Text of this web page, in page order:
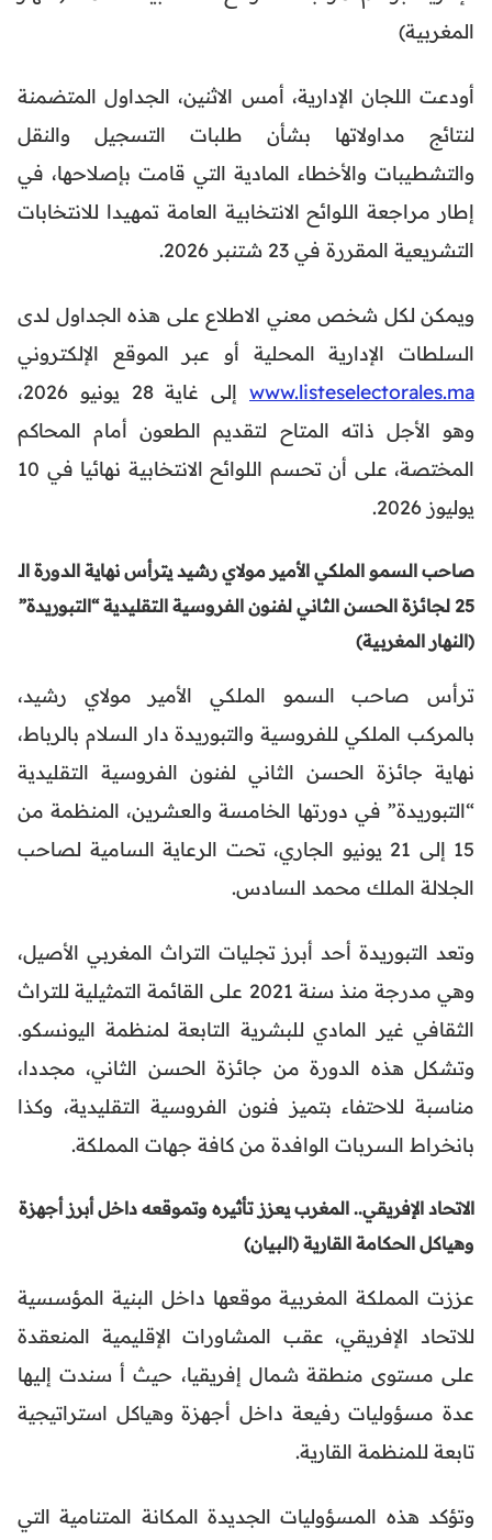
المغربية)
أودعت اللجان الإدارية، أمس الاثنين، الجداول المتضمنة
لنتائج مداولاتها بشأن طلبات التسجيل والنقل
والتشطيبات والأخطاء المادية التي قامت بإصلاحها، في
إطار مراجعة اللوائح الانتخابية العامة تمهيدا للانتخابات
التشريعية المقررة في 23 شتنبر 2026.
ويمكن لكل شخص معني الاطلاع على هذه الجداول لدى
السلطات الإدارية المحلية أو عبر الموقع الإلكتروني
www.listeselectorales.ma
إلى غاية 28 يونيو 2026،
وهو الأجل ذاته المتاح لتقديم الطعون أمام المحاكم
المختصة، على أن تحسم اللوائح الانتخابية نهائيا في 10
يوليوز 2026.
صاحب السمو الملكي الأمير مولاي رشيد يترأس نهاية الدورة الـ
25 لجائزة الحسن الثاني لفنون الفروسية التقليدية “التبوريدة”
(النهار المغربية)
ترأس صاحب السمو الملكي الأمير مولاي رشيد،
بالمركب الملكي للفروسية والتبوريدة دار السلام بالرباط،
نهاية جائزة الحسن الثاني لفنون الفروسية التقليدية
“التبوريدة” في دورتها الخامسة والعشرين، المنظمة من
15 إلى 21 يونيو الجاري، تحت الرعاية السامية لصاحب
الجلالة الملك محمد السادس.
وتعد التبوريدة أحد أبرز تجليات التراث المغربي الأصيل،
وهي مدرجة منذ سنة 2021 على القائمة التمثيلية للتراث
الثقافي غير المادي للبشرية التابعة لمنظمة اليونسكو.
وتشكل هذه الدورة من جائزة الحسن الثاني، مجددا،
مناسبة للاحتفاء بتميز فنون الفروسية التقليدية، وكذا
بانخراط السربات الوافدة من كافة جهات المملكة.
الاتحاد الإفريقي.. المغرب يعزز تأثيره وتموقعه داخل أبرز أجهزة
وهياكل الحكامة القارية (البيان)
عززت المملكة المغربية موقعها داخل البنية المؤسسية
للاتحاد الإفريقي، عقب المشاورات الإقليمية المنعقدة
على مستوى منطقة شمال إفريقيا، حيث أ سندت إليها
عدة مسؤوليات رفيعة داخل أجهزة وهياكل استراتيجية
تابعة للمنظمة القارية.
وتؤكد هذه المسؤوليات الجديدة المكانة المتنامية التي